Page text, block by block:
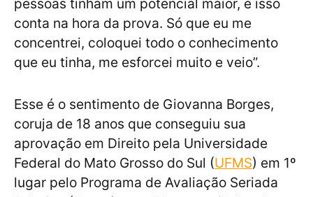
pessoas tinham um potencial maior, e isso
conta na hora da prova. Só que eu me
concentrei, coloquei todo o conhecimento
que eu tinha, me esforcei muito e veio”.
Esse é o sentimento de Giovanna Borges,
coruja de 18 anos que conseguiu sua
aprovação em Direito pela Universidade
Federal do Mato Grosso do Sul (UFMS) em 1º
lugar pelo Programa de Avaliação Seriada